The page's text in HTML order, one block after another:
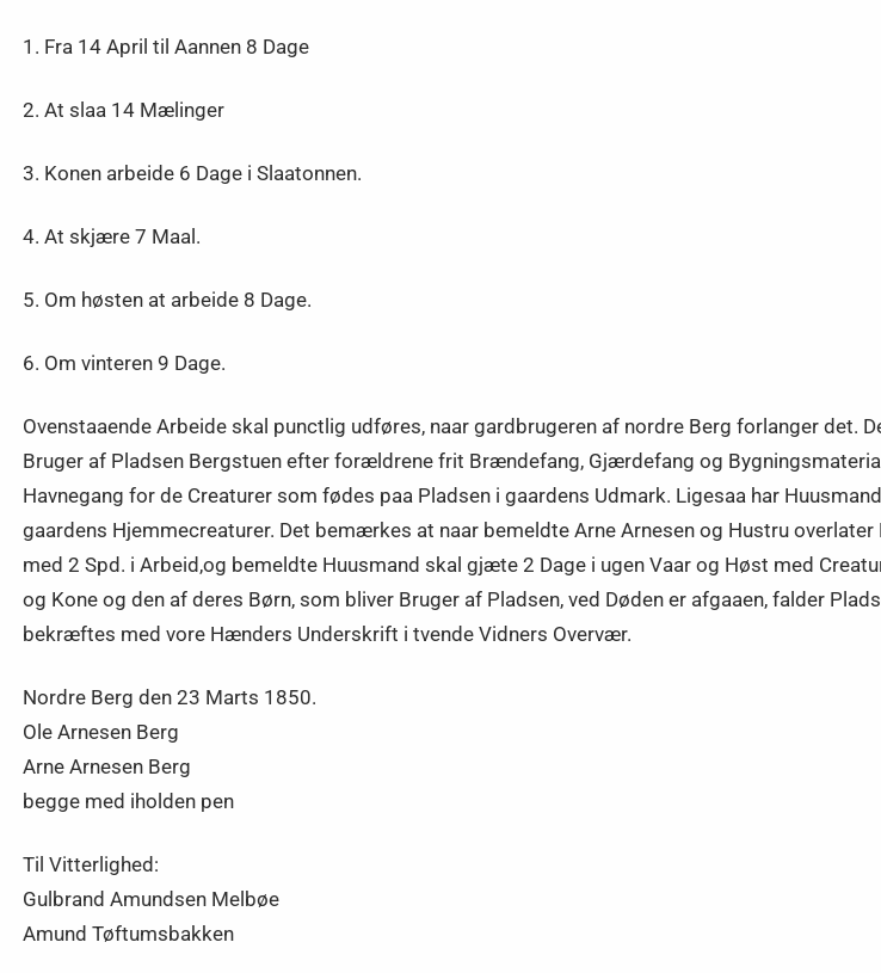
1. Fra 14 April til Aannen 8 Dage
2. At slaa 14 Mælinger
3. Konen arbeide 6 Dage i Slaatonnen.
4. At skjære 7 Maal.
5. Om høsten at arbeide 8 Dage.
6. Om vinteren 9 Dage.
Ovenstaaende Arbeide skal punctlig udføres, naar gardbrugeren af nordre Berg forlanger det.
Bruger af Pladsen Bergstuen efter forældrene frit Brændefang, Gjærdefang og
Havnegang for de Creaturer som fødes paa Pladsen i gaardens Udmark. Ligesaa har
gaardens Hjemmecreaturer. Det bemærkes at naar bemeldte Arne Arnesen og Hustru
med 2 Spd. i Arbeid,og bemeldte Huusmand skal gjæte 2 Dage i ugen Vaar og Høst med
og Kone og den af deres Børn, som bliver Bruger af Pladsen, ved Døden er afgaaen, falder
bekræftes med vore Hænders Underskrift i tvende Vidners Overvær.
Nordre Berg den 23 Marts 1850.
Ole Arnesen Berg
Arne Arnesen Berg
begge med iholden pen
Til Vitterlighed:
Gulbrand Amundsen Melbøe
Amund Tøftumsbakken